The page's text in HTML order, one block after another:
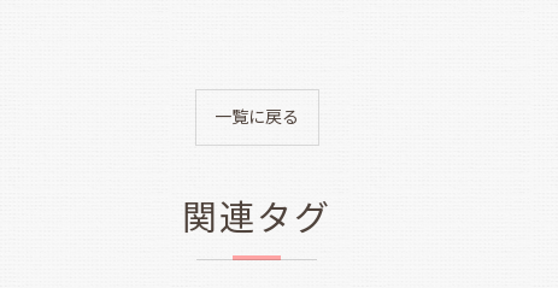
一覧に戻る
関連タグ